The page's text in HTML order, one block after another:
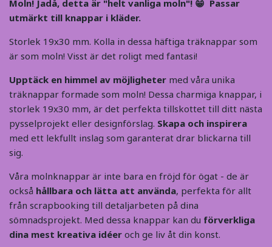
Moln! Jadå, detta är "helt vanliga moln"! 😁 Passar
utmärkt till knappar i kläder.
Storlek 19x30 mm. Kolla in dessa häftiga träknappar som
är som moln! Visst är det roligt med fantasi!
Upptäck en himmel av möjligheter med våra unika
träknappar formade som moln! Dessa charmiga knappar, i
storlek 19x30 mm, är det perfekta tillskottet till ditt nästa
pysselprojekt eller designförslag. Skapa och inspirera
med ett lekfullt inslag som garanterat drar blickarna till
sig.
Våra molnknappar är inte bara en fröjd för ögat - de är
också hållbara och lätta att använda, perfekta för allt
från scrapbooking till detaljarbeten på dina
sömnadsprojekt. Med dessa knappar kan du förverkliga
dina mest kreativa idéer och ge liv åt din konst.